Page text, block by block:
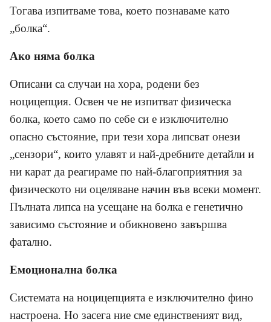
Тогава изпитваме това, което познаваме като
„болка“.
Ако няма болка
Описани са случаи на хора, родени без
ноцицепция. Освен че не изпитват физическа
болка, което само по себе си е изключително
опасно състояние, при тези хора липсват онези
„сензори“, които улавят и най-дребните детайли и
ни карат да реагираме по най-благоприятния за
физическото ни оцеляване начин във всеки момент.
Пълната липса на усещане на болка е генетично
зависимо състояние и обикновено завършва
фатално.
Емоционална болка
Системата на ноцицепцията е изключително фино
настроена. Но засега ние сме единственият вид,